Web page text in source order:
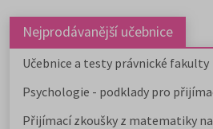
Nejprodávanější učebnice
Učebnice a testy právnické fakulty
Psychologie - podklady pro
Přijímací zkoušky z matematiky na